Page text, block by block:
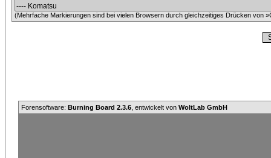
(Mehrfache Markierungen sind bei vielen Browsern durch gleichzeitiges Drücken von
Forensoftware: Burning Board 2.3.6 , entwickelt von WoltLab GmbH